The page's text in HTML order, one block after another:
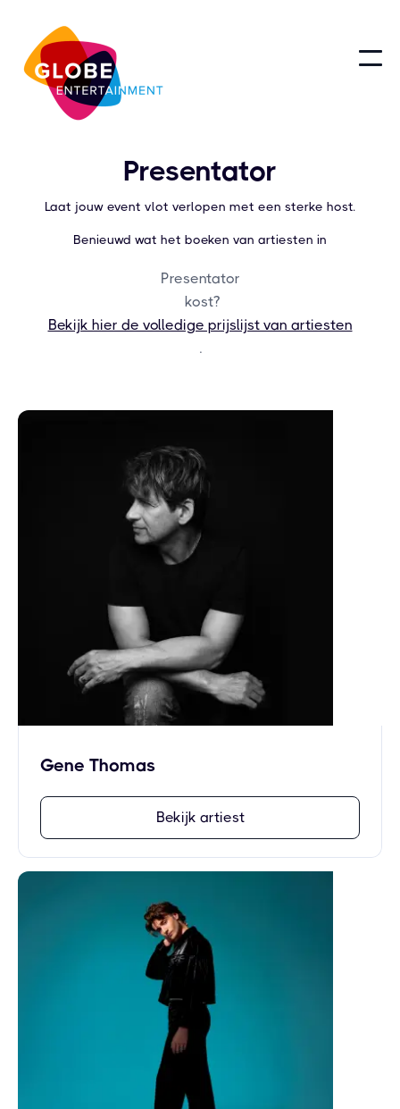
Presentator
Laat jouw event vlot verlopen met een sterke host.
Benieuwd wat het boeken van artiesten in
Presentator
kost?
Bekijk hier de volledige prijslijst van artiesten
.
Gene Thomas
Bekijk artiest